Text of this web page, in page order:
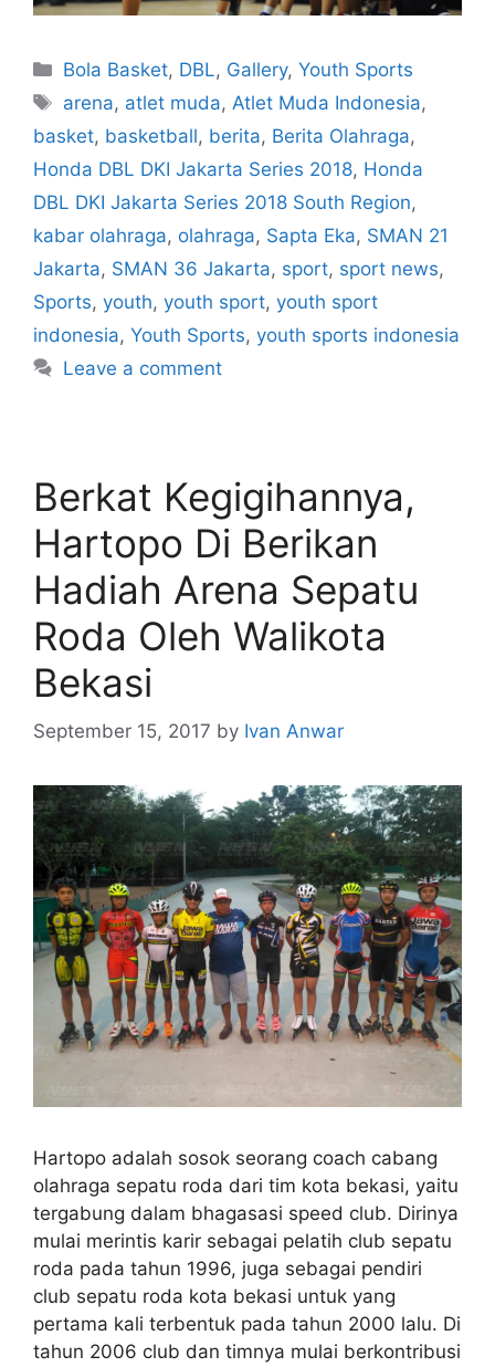
Bola Basket, DBL, Gallery,Youth Sports
arena, atlet muda, Atlet Muda Indonesia,
basket, basketball, berita, Berita Olahraga,
Honda DBL DKI Jakarta Series 2018, Honda
DBL DKI Jakarta Series 2018 South Region,
kabar olahraga, olahraga, Sapta Eka, SMAN 21
Jakarta, SMAN 36 Jakarta, sport, sport news,
Sports, youth, youth sport, youth sport
indonesia, Youth Sports, youth sports indonesia
Leave a comment
Berkat Kegigihannya,
Hartopo Di Berikan
Hadiah Arena Sepatu
Roda Oleh Walikota
Bekasi
September 15, 2017 by Ivan Anwar
Hartopo adalah sosok seorang coach cabang
olahraga sepatu roda dari tim kota bekasi, yaitu
tergabung dalam bhagasasi speed club. Dirinya
mulai merintis karir sebagai pelatih club sepatu
roda pada tahun 1996, juga sebagai pendiri
club sepatu roda kota bekasi untuk yang
pertama kali terbentuk pada tahun 2000 lalu. Di
tahun 2006 club dan timnya mulai berkontribusi